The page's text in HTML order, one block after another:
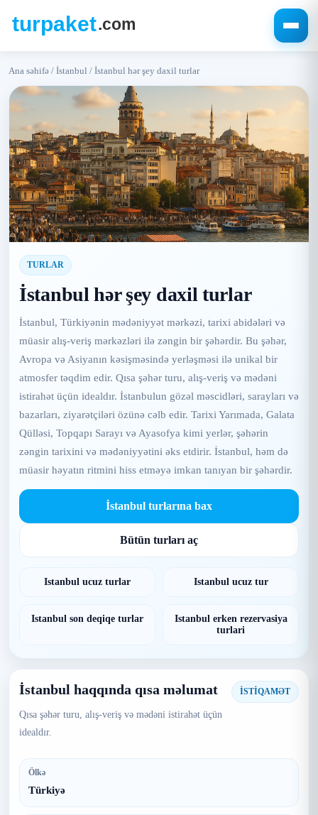
Ana səhifə / İstanbul / İstanbul hər şey daxil turlar
TURLAR
İstanbul hər şey daxil turlar
İstanbul, Türkiyənin mədəniyyət mərkəzi, tarixi abidələri və
müasir alış-veriş mərkəzləri ilə zəngin bir şəhərdir. Bu şəhər,
Avropa və Asiyanın kəsişməsində yerləşməsi ilə unikal bir
atmosfer təqdim edir. Qısa şəhər turu, alış-veriş və mədəni
istirahət üçün idealdır. İstanbulun gözəl məscidləri, sarayları və
bazarları, ziyarətçiləri özünə cəlb edir. Tarixi Yarımada, Galata
Qülləsi, Topqapı Sarayı və Ayasofya kimi yerlər, şəhərin
zəngin tarixini və mədəniyyətini əks etdirir. İstanbul, həm də
müasir həyatın ritmini hiss etməyə imkan tanıyan bir şəhərdir.
İstanbul turlarına bax
Bütün turları aç
Istanbul ucuz turlar Istanbul ucuz tur
Istanbul son deqiqe turlar
Istanbul erken rezervasiya
turlari
İstanbul haqqında qısa məlumat
Qısa şəhər turu, alış-veriş və mədəni istirahət üçün
idealdır.
İSTİQAMƏT
Ölkə
Türkiyə